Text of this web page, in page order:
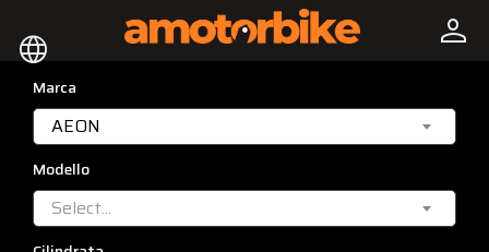
language person
Marca
AEON
Modello
Select...